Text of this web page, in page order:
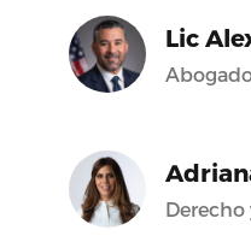
Lic